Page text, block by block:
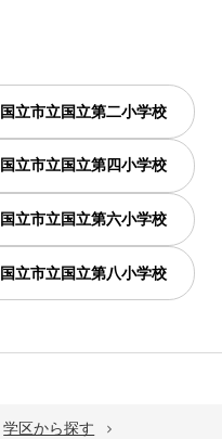
国立市立国立第二小学校
国立市立国立第四小学校
国立市立国立第六小学校
国立市立国立第八小学校
学区から探す